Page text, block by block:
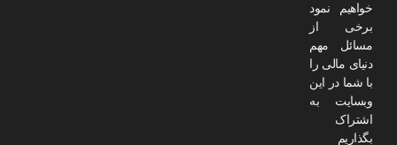
خواهیم نمود
برخی از
مسائل مهم
دنیای مالی را
با شما در این
وبسایت به
اشتراک
بگذاریم